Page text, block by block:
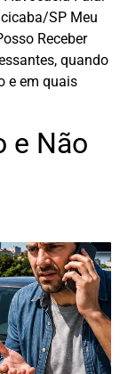
SP Meu
Receber
quando
e em quais
e Não